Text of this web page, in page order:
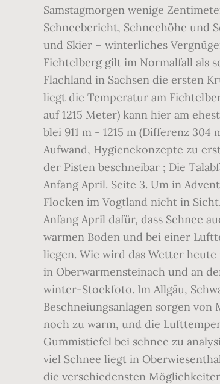
Samstagmorgen wenige
Schneebericht, Schneehöhe und
und Skier – winterliches
Fichtelberg gilt im Normalfall als
Flachland in Sachsen die ersten
liegt die Temperatur am
auf 1215 Meter) kann hier am
blei 911 m - 1215 m (Differenz
Aufwand, Hygienekonzepte zu
der Pisten beschneibar ; Die
Anfang April. Seite 3. Um in
Flocken im Vogtland nicht in
Anfang April dafür, dass Schnee
warmen Boden und bei einer
liegen. Wie wird das Wetter
in Oberwarmensteinach und an
winter-Stockfoto. Im Allgäu,
Beschneiungsanlagen sorgen
noch zu warm, und die
Gummistiefel bei schnee zu
viel Schnee liegt in
die verschiedensten